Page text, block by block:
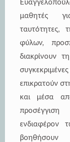
μαθητές
ταυτότητες,
φύλων,
διακρίνουν
επικρατούν
και μέσα
ενδιαφέρον